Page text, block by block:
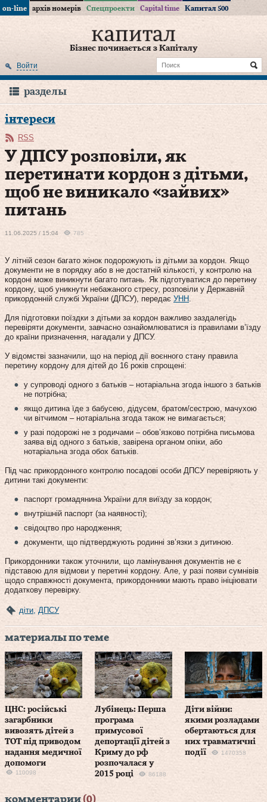
on-line архів номерів Спецпроекти Capital time Капитал 500
Бізнес починається з Капіталу
Войти
разделы
інтереси
RSS
У ДПСУ розповіли, як
перетинати кордон з дітьми,
щоб не виникало «зайвих»
питань
11.06.2025 / 15:04 785
У літній сезон багато жінок подорожують із дітьми за кордон. Якщо
документи не в порядку або в не достатній кількості, у контролю на
кордоні може виникнути багато питань. Як підготуватися до перетину
кордону, щоб уникнути небажаного стресу, розповіли у Державній
прикордонній службі України (ДПСУ), передає УНН.
Для підготовки поїздки з дітьми за кордон важливо заздалегідь
перевіряти документи, завчасно ознайомлюватися із правилами в’їзду
до країни призначення, нагадали у ДПСУ.
У відомстві зазначили, що на період дії воєнного стану правила
перетину кордону для дітей до 16 років спрощені:
у супроводі одного з батьків – нотаріальна згода іншого з батьків
не потрібна;
якщо дитина їде з бабусею, дідусем, братом/сестрою, мачухою
чи вітчимом – нотаріальна згода також не вимагається;
у разі подорожі не з родичами – обовʼязково потрібна письмова
заява від одного з батьків, завірена органом опіки, або
нотаріальна згода обох батьків.
Під час прикордонного контролю посадові особи ДПСУ перевіряють у
дитини такі документи:
паспорт громадянина України для виїзду за кордон;
внутрішній паспорт (за наявності);
свідоцтво про народження;
документи, що підтверджують родинні зв’язки з дитиною.
Прикордонники також уточнили, що ламінування документів не є
підставою для відмови у перетині кордону. Але, у разі появи сумнівів
щодо справжності документа, прикордонники мають право ініціювати
додаткову перевірку.
діти, ДПСУ
материалы по теме
ЦНС: російські
загарбники
вивозять дітей з
ТОТ під приводом
надання медичної
допомоги
110098
Лубінець: Перша
програма
примусової
депортації дітей з
Криму до рф
розпочалася у
2015 році
86188
Діти війни:
якими розладами
обертаються для
них травматичні
події
1470358
комментарии (0)